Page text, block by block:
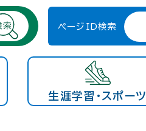
ページID検索
生涯学習・スポーツ